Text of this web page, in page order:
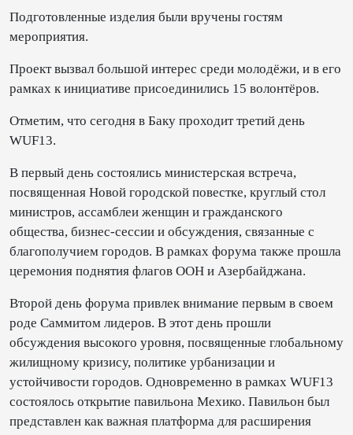
Подготовленные изделия были вручены гостям
мероприятия.
Проект вызвал большой интерес среди молодёжи, и в его
рамках к инициативе присоединились 15 волонтёров.
Отметим, что сегодня в Баку проходит третий день
WUF13.
В первый день состоялись министерская встреча,
посвященная Новой городской повестке, круглый стол
министров, ассамблеи женщин и гражданского
общества, бизнес-сессии и обсуждения, связанные с
благополучием городов. В рамках форума также прошла
церемония поднятия флагов ООН и Азербайджана.
Второй день форума привлек внимание первым в своем
роде Саммитом лидеров. В этот день прошли
обсуждения высокого уровня, посвященные глобальному
жилищному кризису, политике урбанизации и
устойчивости городов. Одновременно в рамках WUF13
состоялось открытие павильона Мехико. Павильон был
представлен как важная платформа для расширения